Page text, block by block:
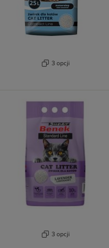
3 opcji
3 opcji